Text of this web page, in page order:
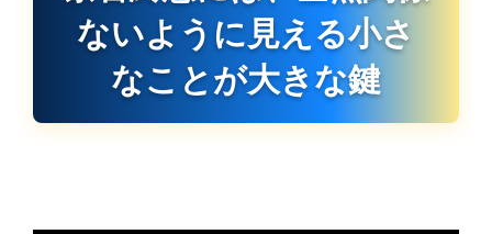
ないように見える小さ
なことが大きな鍵